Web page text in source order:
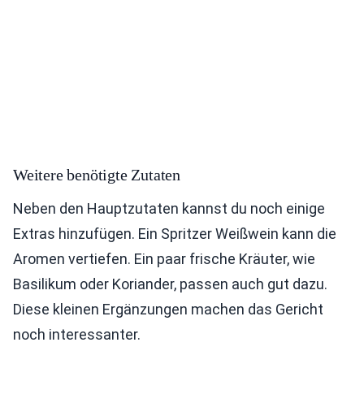
Weitere benötigte Zutaten
Neben den Hauptzutaten kannst du noch einige
Extras hinzufügen. Ein Spritzer Weißwein kann die
Aromen vertiefen. Ein paar frische Kräuter, wie
Basilikum oder Koriander, passen auch gut dazu.
Diese kleinen Ergänzungen machen das Gericht
noch interessanter.